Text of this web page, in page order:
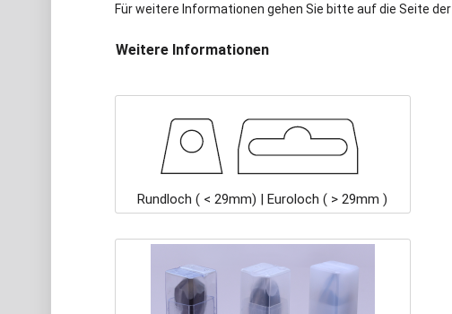
Für weitere Informationen gehen Sie bitte auf die Seite der
Weitere Informationen
Rundloch ( < 29mm) | Euroloch ( > 29mm )